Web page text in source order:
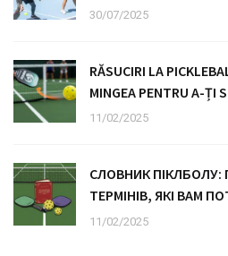
30/07/2025
RĂSUCIRI LA
MINGEA PENTRU A-ȚI
11/02/2025
СЛОВНИК ПІКЛБОЛУ:
ТЕРМІНІВ, ЯКІ ВАМ
11/02/2025